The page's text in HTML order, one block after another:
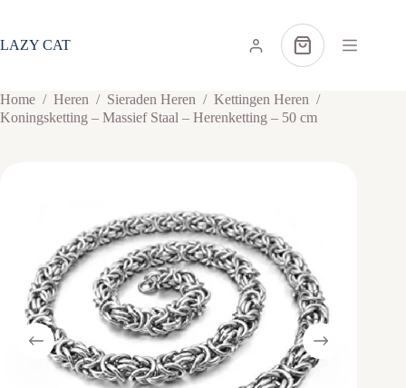
de
LAZY CAT Winkelwagen
Home / Heren / Sieraden Heren / Kettingen Heren /
Koningsketting – Massief Staal – Herenketting – 50 cm